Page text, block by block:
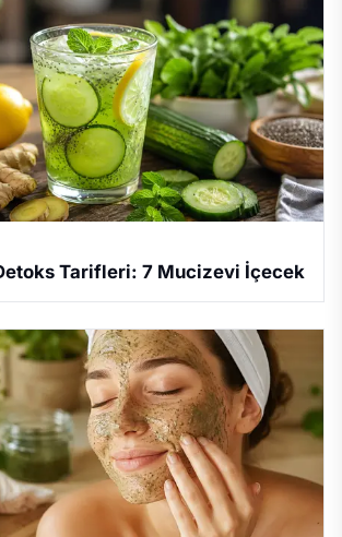
Tarifleri: 7 Mucizevi İçecek